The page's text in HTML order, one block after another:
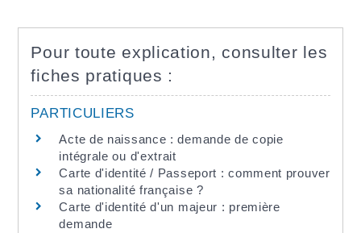
Pour toute explication, consulter les
fiches pratiques :
PARTICULIERS
Acte de naissance : demande de copie
intégrale ou d'extrait
Carte d'identité / Passeport : comment prouver
sa nationalité française ?
Carte d'identité d'un majeur : première
demande